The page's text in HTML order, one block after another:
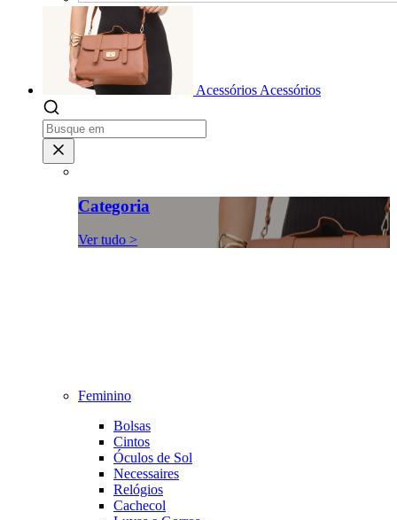
Acessórios Acessórios
Categoria
Ver tudo >
Feminino
Bolsas
Cintos
Óculos de Sol
Necessaires
Relógios
Cachecol